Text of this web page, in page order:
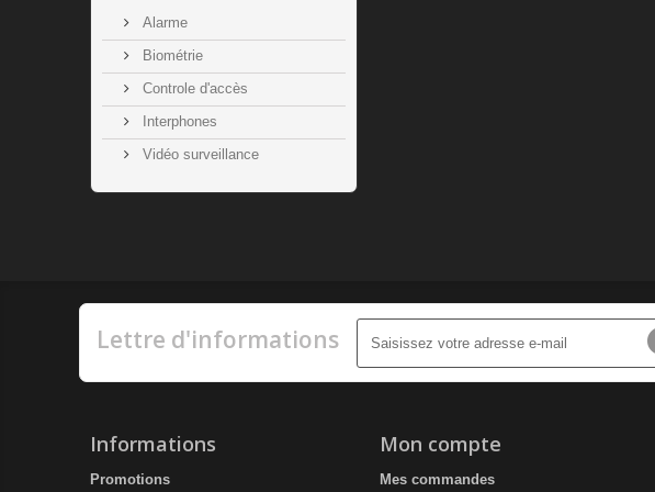
Alarme
Biométrie
Controle d'accès
Interphones
Vidéo surveillance
Lettre d'informations
Informations
Promotions
Mon compte
Mes commandes